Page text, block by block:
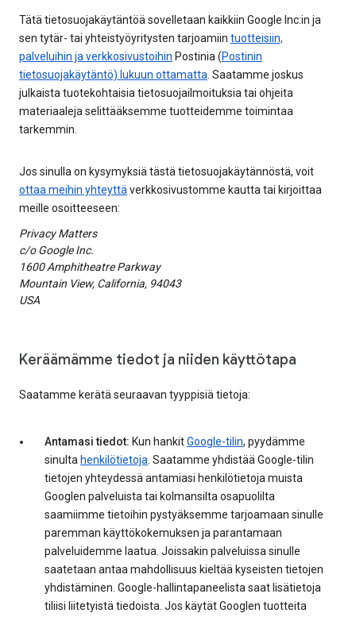
Tätä tietosuojakäytäntöä sovelletaan kaikkiin Google Inc:in ja
sen tytär- tai yhteistyöyritysten tarjoamiin tuotteisiin,
palveluihin ja verkkosivustoihin Postinia (Postinin
tietosuojakäytäntö) lukuun ottamatta . Saatamme joskus
julkaista tuotekohtaisia tietosuojailmoituksia tai ohjeita
materiaaleja selittääksemme tuotteidemme toimintaa
tarkemmin.
Jos sinulla on kysymyksiä tästä tietosuojakäytännöstä, voit
ottaa meihin yhteyttä verkkosivustomme kautta tai kirjoittaa
meille osoitteeseen:
Privacy Matters
c/o Google Inc.
1600 Amphitheatre Parkway
Mountain View, California, 94043
USA
Keräämämme tiedot ja niiden käyttötapa
Saatamme kerätä seuraavan tyyppisiä tietoja:
Antamasi tiedot: Kun hankitGoogle-tilin, pyydämme
sinulta henkilötietoja . Saatamme yhdistää Google-tilin
tietojen yhteydessä antamiasi henkilötietoja muista
Googlen palveluista tai kolmansilta osapuolilta
saamiimme tietoihin pystyäksemme tarjoamaan sinulle
paremman käyttökokemuksen ja parantamaan
palveluidemme laatua. Joissakin palveluissa sinulle
saatetaan antaa mahdollisuus kieltää kyseisten tietojen
yhdistäminen. Google-hallintapaneelista saat lisätietoja
tiliisi liitetyistä tiedoista. Jos käytät Googlen tuotteita